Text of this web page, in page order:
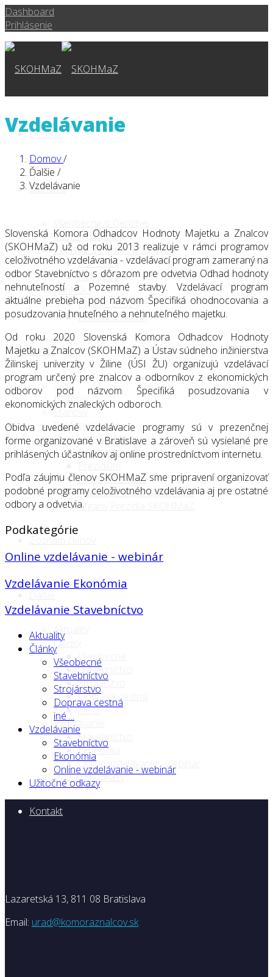
Dashboard
Prihlásenie
Domov
Členstvo
Členské poplatky
Zápisné a členský príspevok
Rok 2025
Rok 2026
Prihláška
Fyzické osoby
Právnické osoby
O nás
Ciele
História
Stanovy
Profesijný kódex
Orgány SKOHMaZ
Konferencia členov
Revízna komisia
Pracovné skupiny/poradné
orgány Prezídia SKOHMaZ
Zoznam členov
Aktuality
Články
Všeobecné
Stavebníctvo
Strojárstvo
Doprava cestná
iné ...
Vzdelávanie
Stavebníctvo
Ekonómia
Online vzdelávanie - webinár
Užitočné odkazy
Kontakt
Vzdelávanie
Domov/
Ďalšie /
Vzdelávanie
Slovenská Komora Odhadcov Hodnoty Majetku a Znalcov
(SKOHMaZ) už od roku 2013 realizuje v rámci programov
celoživotného vzdelávania - vzdelávací program zameraný na
odbor Stavebníctvo s dôrazom pre odvetvia Odhad hodnoty
nehnuteľností a Pozemné stavby. Vzdelávací program
aktuálne prebieha pod názvom Špecifiká ohodnocovania a
posudzovania hnuteľného a nehnuteľného majetku.
Od roku 2020 Slovenská Komora Odhadcov Hodnoty
Majetku a Znalcov (SKOHMaZ) a Ústav súdneho inžinierstva
Žilinskej univerzity v Žiline (ÚSI ŽU) organizujú vzdelávací
program určený pre znalcov a odborníkov z ekonomických
odborov pod názvom Špecifiká posudzovania v
ekonomických znaleckých odboroch.
Obidva uvedené vzdelávacie programy sú v prezenčnej
forme organizované v Bratislave a zároveň sú vysielané pre
prihlásených účastníkov aj online prostredníctvom internetu.
Podľa záujmu členov SKOHMaZ sme pripravení organizovať
podobné programy celoživotného vzdelávania aj pre ostatné
odbory a odvetvia.
Podkategórie
Online vzdelávanie - webinár
Vzdelávanie Ekonómia
Vzdelávanie Stavebníctvo
Aktuality
Články
Všeobecné
Stavebníctvo
Strojárstvo
Doprava cestná
iné ...
Vzdelávanie
Stavebníctvo
Ekonómia
Online vzdelávanie - webinár
Užitočné odkazy
Lazaretská 13, 811 08 Bratislava
Email: urad@komoraznalcov.sk